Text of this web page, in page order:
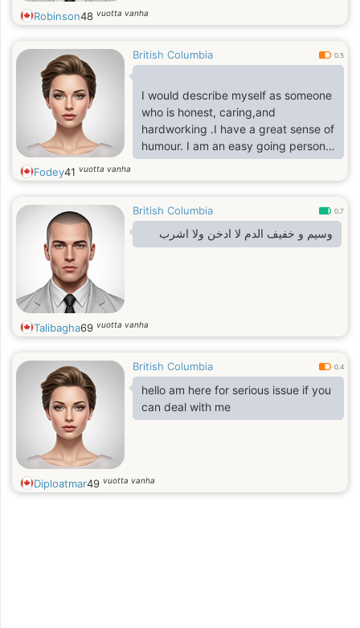
Robinson48 vuotta vanha
British Columbia 0.5
I would describe myself as someone
who is honest, caring,and
hardworking .I have a great sense of
humour. I am an easy going person
& don’t get easily disturbed by
down’s in my life. I am a spiritual
watching movies, going out for
dinner .
Fodey41 vuotta vanha
British Columbia 0.7
وسيم و خفيف الدم لا ادخن ولا اشرب
Talibagha69 vuotta vanha
British Columbia 0.4
hello am here for serious issue if you
can deal with me
Diploatmar49 vuotta vanha